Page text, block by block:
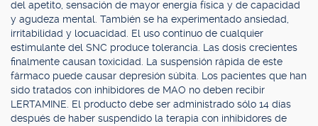
del apetito, sensación de mayor energía física y de capacidad
y agudeza mental. También se ha experimentado ansiedad,
irritabilidad y locuacidad. El uso continuo de cualquier
estimulante del SNC produce tolerancia. Las dosis crecientes
finalmente causan toxicidad. La suspensión rápida de este
fármaco puede causar depresión súbita. Los pacientes que han
sido tratados con inhibidores de MAO no deben recibir
LERTAMINE. El producto debe ser administrado sólo 14 días
después de haber suspendido la terapia con inhibidores de